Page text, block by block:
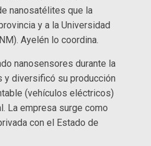
nanosatélites que la
y a la Universidad
Ayelén lo coordina.
nanosensores durante la
y diversificó su producción
(vehículos eléctricos)
La empresa surge como
con el Estado de